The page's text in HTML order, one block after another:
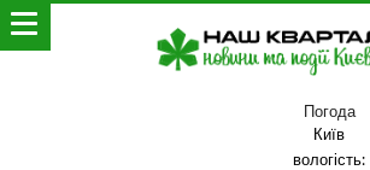
Погода
Київ
вологість: